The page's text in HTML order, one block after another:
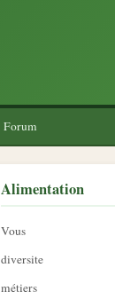
Forum
Alimentation
Vous
diversite
métiers